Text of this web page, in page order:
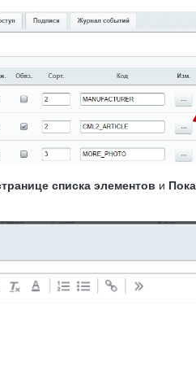
списка элементов и